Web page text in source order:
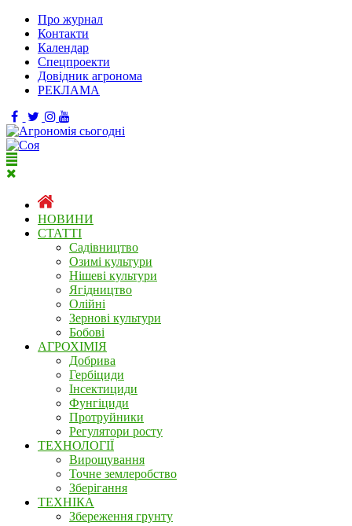
Про журнал
Контакти
Календар
Спецпроекти
Довідник агронома
РЕКЛАМА
НОВИНИ
СТАТТІ
Садівництво
Озимі культури
Нішеві культури
Ягідництво
Олійні
Зернові культури
Бобові
АГРОХІМІЯ
Добрива
Гербіциди
Інсектициди
Фунгіциди
Протруйники
Регулятори росту
ТЕХНОЛОГІЇ
Вирощування
Точне землеробство
Зберігання
ТЕХНІКА
Збереження грунту